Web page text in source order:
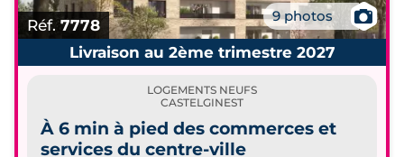
Réf.7778 9 photos
📷
Livraison au 2ème trimestre 2027
LOGEMENTS NEUFS
CASTELGINEST
À 6 min à pied des commerces et
services du centre-ville